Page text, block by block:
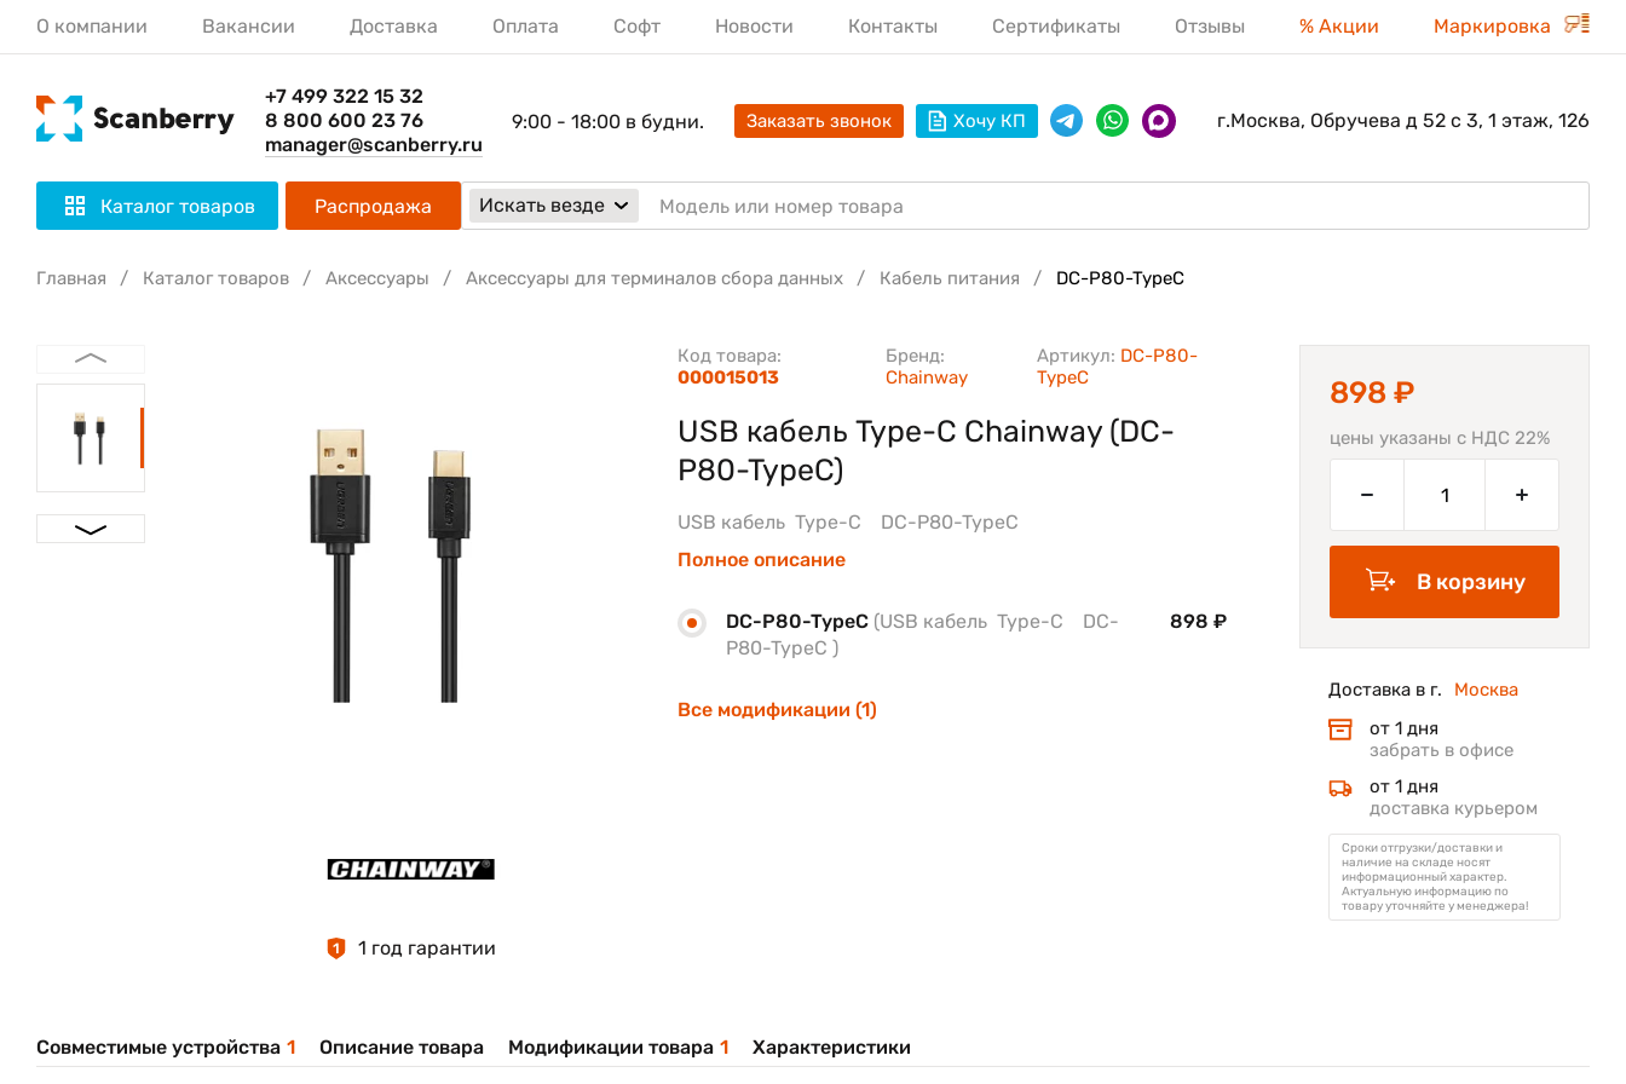
О компании Вакансии Доставка Оплата Софт Новости Контакты Сертификаты Отзывы % Акции Маркировка
+7 499 322 15 32
8 800 600 23 76
manager@scanberry.ru
9:00 - 18:00 в будни. Заказать звонок Хочу КП г.Москва, Обручева д 52 с 3, 1 этаж, 126
Каталог товаров Распродажа Искать везде
Главная Каталог товаров Аксессуары Аксессуары для терминалов сбора данных Кабель питания DC-P80-TypeC
1 1 год гарантии
Бренд:
Chainway
Код товара:
000015013
Артикул: DC-P80-
TypeC
USB кабель Type-C Chainway (DC-
P80-TypeC)
USB кабель Type-C DC-P80-TypeC
Полное описание
DC-P80-TypeC (USB кабель Type-C DC-
P80-TypeC )
898 ₽
Все модификации (1)
898 ₽
цены указаны с НДС 22%
В корзину
Доставка в г.
Москва
от 1 дня
забрать в офисе
от 1 дня
доставка курьером
Сроки отгрузки/доставки и
наличие на складе носят
информационный характер.
Актуальную информацию по
товару уточняйте у менеджера!
Совместимые устройства 1 Описание товара Модификации товара 1 Характеристики